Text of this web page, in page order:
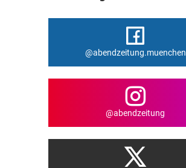
@abendzeitung.muenchen
@abendzeitung